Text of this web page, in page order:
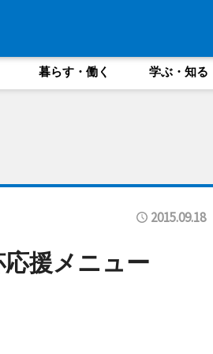
暮らす・働く 学ぶ・知る
2015.09.18
応援メニュー